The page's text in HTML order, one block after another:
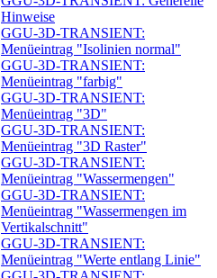
Hinweise
GGU-3D-TRANSIENT:
Menüeintrag "Isolinien normal"
GGU-3D-TRANSIENT:
Menüeintrag "farbig"
GGU-3D-TRANSIENT:
Menüeintrag "3D"
GGU-3D-TRANSIENT:
Menüeintrag "3D Raster"
GGU-3D-TRANSIENT:
Menüeintrag "Wassermengen"
GGU-3D-TRANSIENT:
Menüeintrag "Wassermengen im
Vertikalschnitt"
GGU-3D-TRANSIENT:
Menüeintrag "Werte entlang Linie"